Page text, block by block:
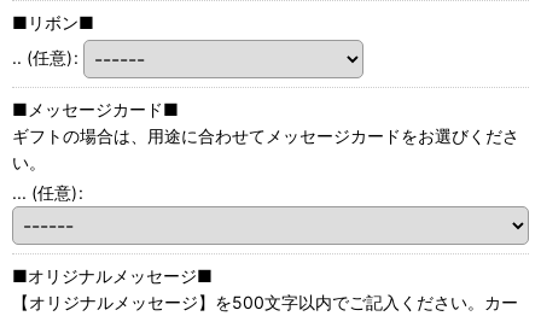
■リボン■
.. (任意):
■メッセージカード■
ギフトの場合は、用途に合わせてメッセージカードをお選びくださ
い。
... (任意):
■オリジナルメッセージ■
【オリジナルメッセージ】を500文字以内でご記入ください。カー